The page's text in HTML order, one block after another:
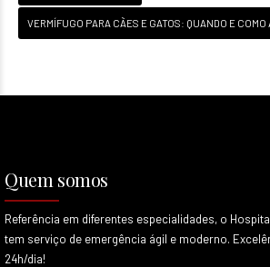
VERMÍFUGO PARA CÃES E GATOS: QUANDO E COMO
Quem somos
Referência em diferentes especialidades, o
tem serviço de emergência ágil e moderno.
24h/dia!